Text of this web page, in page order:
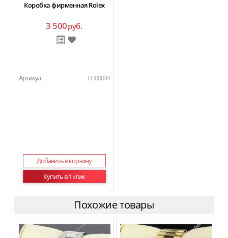
Коробка фирменная Rolex
3 500руб.
Артикул H300044
Добавить в корзину
Купить в 1 клик
Похожие товары